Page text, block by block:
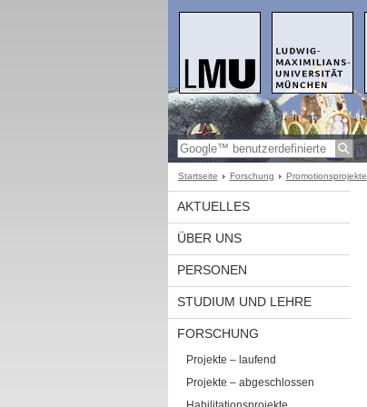
Startseite Forschung Promotionsprojekte
AKTUELLES
ÜBER UNS
PERSONEN
STUDIUM UND LEHRE
FORSCHUNG
Projekte – laufend
Projekte – abgeschlossen